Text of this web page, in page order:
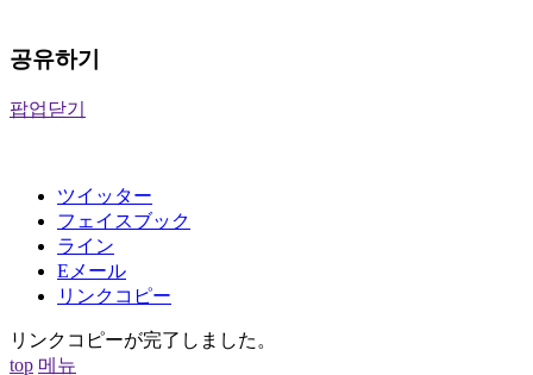
공유하기
팝업닫기
ツイッター
フェイスブック
ライン
Eメール
リンクコピー
リンクコピーが完了しました。
top 메뉴